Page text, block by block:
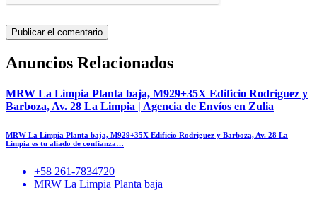
Anuncios Relacionados
MRW La Limpia Planta baja, M929+35X Edificio Rodriguez y
Barboza, Av. 28 La Limpia | Agencia de Envíos en Zulia
MRW La Limpia Planta baja, M929+35X Edificio Rodriguez y Barboza, Av. 28 La
Limpia es tu aliado de confianza…
+58 261-7834720
MRW La Limpia Planta baja